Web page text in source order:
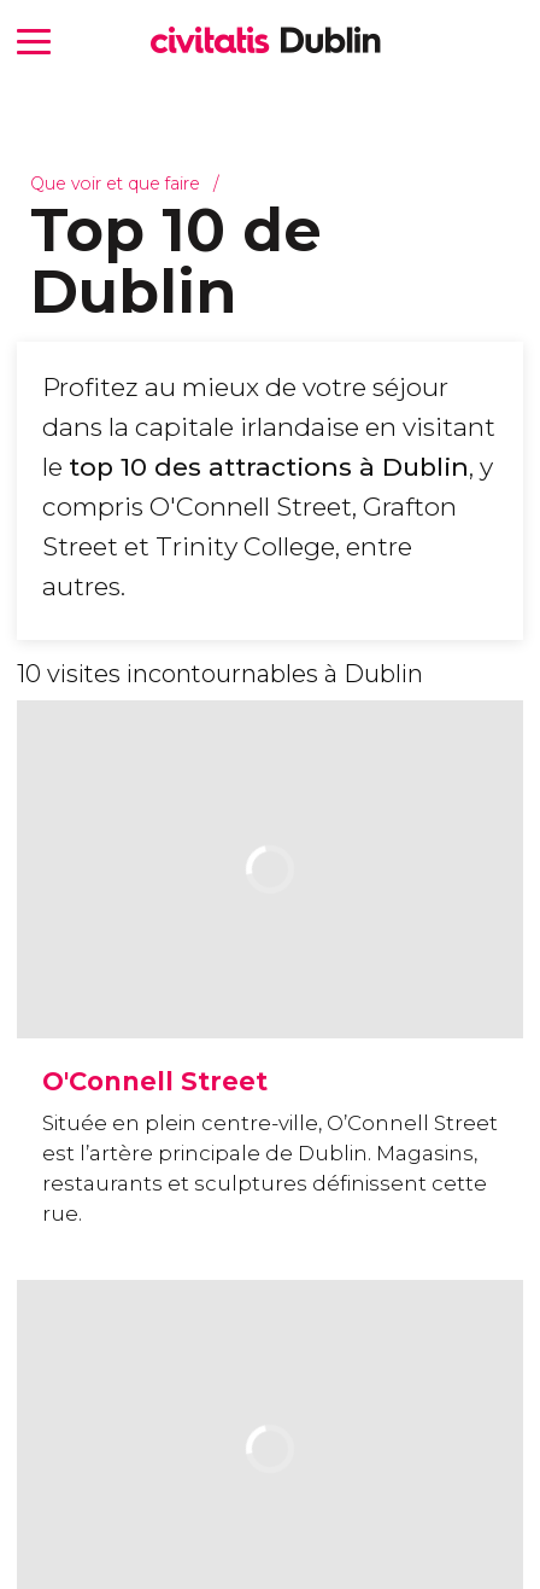
Que voir et que faire
Top 10 de
Dublin
Profitez au mieux de votre séjour
dans la capitale irlandaise en visitant
le top 10 des attractions à Dublin, y
compris O'Connell Street, Grafton
Street et Trinity College, entre
autres.
10 visites incontournables à Dublin
O'Connell Street
Située en plein centre-ville, O’Connell Street
est l’artère principale de Dublin. Magasins,
restaurants et sculptures définissent cette
rue.